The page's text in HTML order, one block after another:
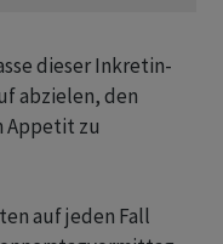
dieser Inkretin-
abzielen, den
Appetit zu
auf jeden Fall